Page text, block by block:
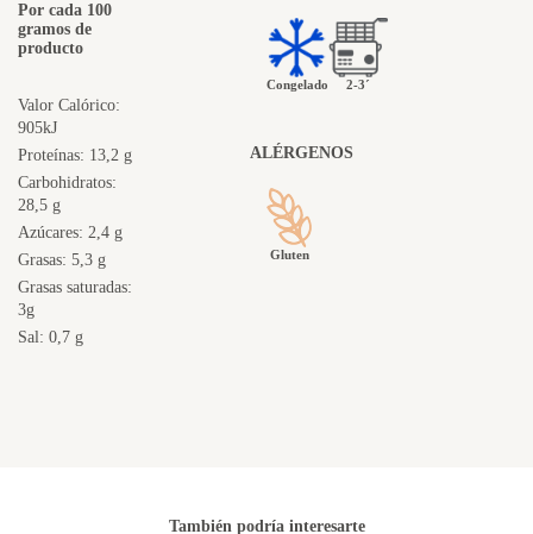
Por cada 100
gramos de
producto
Valor Calórico:
905kJ
Proteínas: 13,2 g
Carbohidratos:
28,5 g
Azúcares: 2,4 g
Grasas: 5,3 g
Grasas saturadas:
3g
Sal: 0,7 g
Congelado 2-3´
ALÉRGENOS
Gluten
También podría interesarte